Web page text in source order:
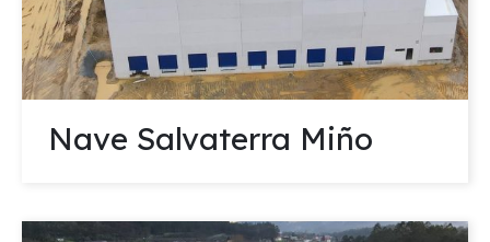
Nave Salvaterra Miño